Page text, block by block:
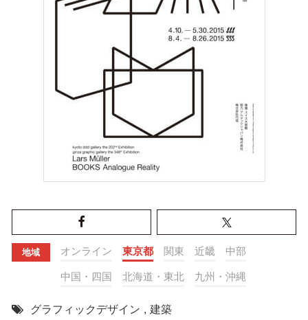
地域 オンライン 東京都 関東 近畿 中部
中国・四国 北海道・東北 九州・沖縄
グラフィックデザイン , 建築